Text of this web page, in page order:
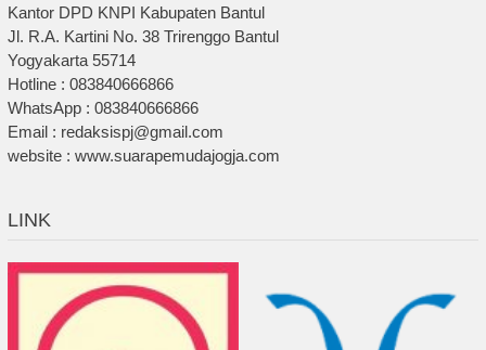
Kantor DPD KNPI Kabupaten Bantul
Jl. R.A. Kartini No. 38 Trirenggo Bantul
Yogyakarta 55714
Hotline : 083840666866
WhatsApp : 083840666866
Email : redaksispj@gmail.com
website : www.suarapemudajogja.com
LINK